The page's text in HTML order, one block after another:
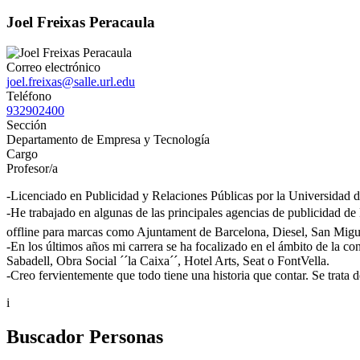
Joel Freixas Peracaula
Correo electrónico
joel.freixas@salle.url.edu
Teléfono
932902400
Sección
Departamento de Empresa y Tecnología
Cargo
Profesor/a
-Licenciado en Publicidad y Relaciones Públicas por la Universidad
-He trabajado en algunas de las principales agencias de publicidad
offline para marcas como Ajuntament de Barcelona, Diesel, San
-En los últimos años mi carrera se ha focalizado en el ámbito de la
Sabadell, Obra Social ´´la Caixa´´, Hotel Arts, Seat o FontVella.
-Creo fervientemente que todo tiene una historia que contar. Se trata
i
Buscador Personas